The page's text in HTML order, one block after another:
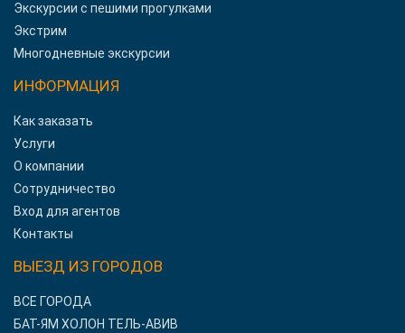
Экскурсии с пешими прогулками
Экстрим
Многодневные экскурсии
ИНФОРМАЦИЯ
Как заказать
Услуги
О компании
Сотрудничество
Вход для агентов
Контакты
ВЫЕЗД ИЗ ГОРОДОВ
ВСЕ ГОРОДА
БАТ-ЯМ ХОЛОН ТЕЛЬ-АВИВ